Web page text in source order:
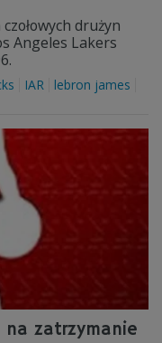
drużyn
Angeles Lakers
IAR
lebron james
na zatrzymanie